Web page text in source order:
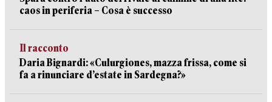
caos in periferia – Cosa è successo
Il racconto
Daria Bignardi: «Culurgiones, mazza frissa, come si
fa a rinunciare d’estate in Sardegna?»